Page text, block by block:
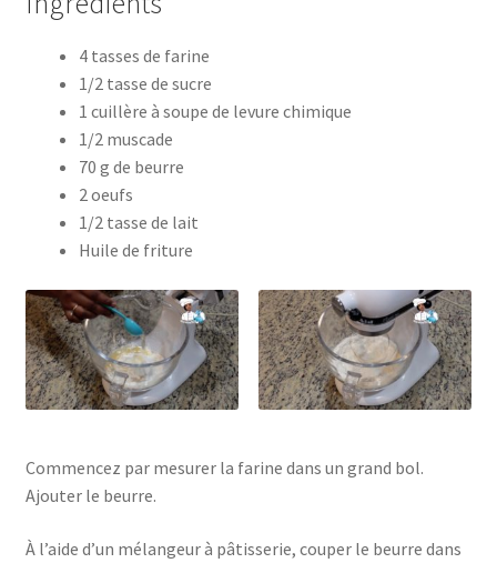
4 tasses de farine
1/2 tasse de sucre
1 cuillère à soupe de levure chimique
1/2 muscade
70 g de beurre
2 oeufs
1/2 tasse de lait
Huile de friture
Commencez par mesurer la farine dans un grand bol.
Ajouter le beurre.
À l’aide d’un mélangeur à pâtisserie, couper le beurre dans